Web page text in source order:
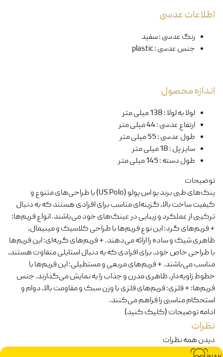
اطلاعات عدسی
رنگ عدسی:سفید
جنس عدسی:
plastic
اندازه محصول
لولا به لولا:138 میلی متر
ارتفاع عدسی:44 میلی متر
طول عدسی:55 میلی متر
سایز پل:18 میلی متر
طول دسته:145 میلی متر
توضیحات
ینک‌های طبی برند یو اس پولو (US Polo) با طراحی‌های متنوع و
کیفیت ساخت بالا، گزینه‌ای مناسب برای افرادی هستند که به دنبال
ترکیبی از عملکرد و زیبایی در عینک‌های خود می‌باشند. انواع فریم‌ها:
+ فریم‌های گرد: این نوع فریم‌ها با طراحی کلاسیک و مینیمال،
ظاهری شیک و ساده را ارائه می‌دهند. + فریم‌های گربه‌ای: این فریم‌ها
با طراحی خاص خود، برای افرادی که به دنبال استایلی متفاوت هستند،
مناسب می‌باشند. + فریم‌های مربعی و مستطیلی: این فریم‌ها با
خطوط زاویه‌دار، ظاهری مدرن و جذاب را به نمایش می‌گذارند. جنس
فریم‌ها: + فلزی: فریم‌های فلزی با وزن سبک و مقاومت بالا، دوام و
استحکام مناسبی را فراهم می‌کنند.
ادامه توضیحات (کلیک کنید)
نظرات
دیدن همه نظرات